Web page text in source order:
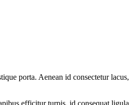
porta. Aenean id consectetur